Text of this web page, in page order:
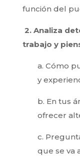
función del
2. Analiza
trabajo y
a. Cómo
y
b. En tus
ofrecer
c.
que se va